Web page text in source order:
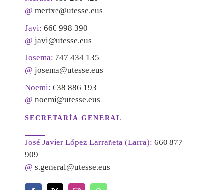
@ mertxe@utesse.eus
Javi: 660 998 390
@ javi@utesse.eus
Josema: 747 434 135
@ josema@utesse.eus
Noemi: 638 886 193
@ noemi@utesse.eus
SECRETARÍA GENERAL
José Javier López Larrañeta (Larra): 660 877
909
@ s.general@utesse.eus